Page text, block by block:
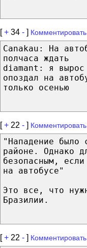
[+ 34 - ]
Canakau: На
полчаса ждать
diamant: я
опоздал на
только осенью
[+ 22 - ]
"Нападение было
районе. Однако
безопасным,
на автобусе"
Это все, что
Бразилии.
[+ 22 - ]